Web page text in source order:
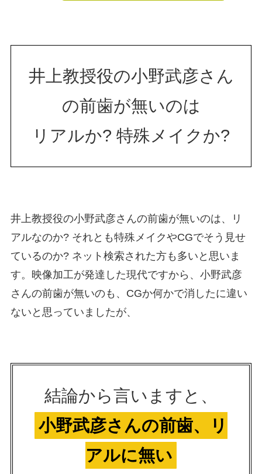
井上教授役の小野武彦さん
の前歯が無いのは
リアルか? 特殊メイクか?
井上教授役の小野武彦さんの前歯が無いのは、リ
アルなのか? それとも特殊メイクやCGでそう見せ
ているのか? ネット検索された方も多いと思いま
す。映像加工が発達した現代ですから、小野武彦
さんの前歯が無いのも、CGか何かで消したに違い
ないと思っていましたが、
結論から言いますと、
小野武彦さんの前歯、リ
アルに無い